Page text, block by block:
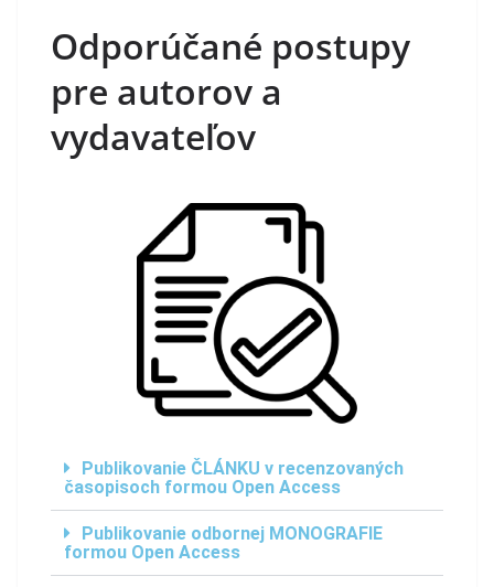
Odporúčané postupy
pre autorov a
vydavateľov
Publikovanie ČLÁNKU v recenzovaných
časopisoch formou Open Access
Publikovanie odbornej MONOGRAFIE
formou Open Access